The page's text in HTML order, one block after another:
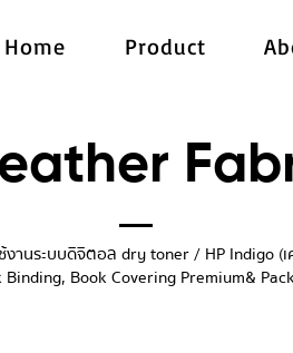
Home Product
บบดิจิตอล dry toner / HP Indigo (เ
Book Covering Premium&